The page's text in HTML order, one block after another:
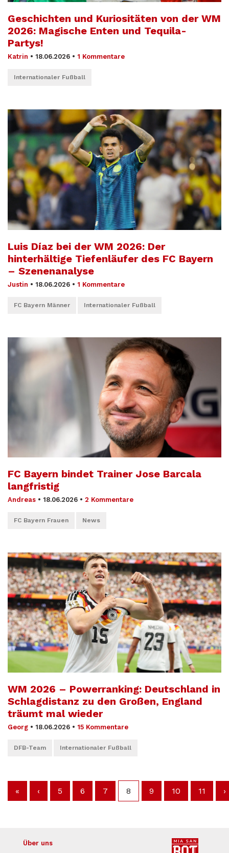
Geschichten und Kuriositäten von der WM
2026: Magische Enten und Tequila-
Partys!
Katrin • 18.06.2026 • 1 Kommentare
Internationaler Fußball
Luis Díaz bei der WM 2026: Der
hinterhältige Tiefenläufer des FC Bayern
– Szenenanalyse
Justin • 18.06.2026 • 1 Kommentare
FC Bayern Männer Internationaler Fußball
FC Bayern bindet Trainer Jose Barcala
langfristig
Andreas • 18.06.2026 • 2 Kommentare
FC Bayern Frauen News
WM 2026 – Powerranking: Deutschland in
Schlagdistanz zu den Großen, England
träumt mal wieder
Georg • 18.06.2026 • 15 Kommentare
DFB-Team Internationaler Fußball
« ‹ 5 6 7 8 9 10 11 ›
Über uns